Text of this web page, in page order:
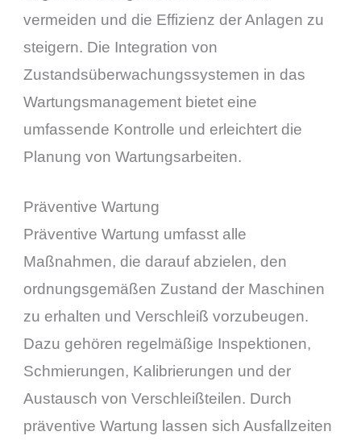
vermeiden und die Effizienz der Anlagen zu
steigern. Die Integration von
Zustandsüberwachungssystemen in das
Wartungsmanagement bietet eine
umfassende Kontrolle und erleichtert die
Planung von Wartungsarbeiten.
Präventive Wartung
Präventive Wartung umfasst alle
Maßnahmen, die darauf abzielen, den
ordnungsgemäßen Zustand der Maschinen
zu erhalten und Verschleiß vorzubeugen.
Dazu gehören regelmäßige Inspektionen,
Schmierungen, Kalibrierungen und der
Austausch von Verschleißteilen. Durch
präventive Wartung lassen sich Ausfallzeiten